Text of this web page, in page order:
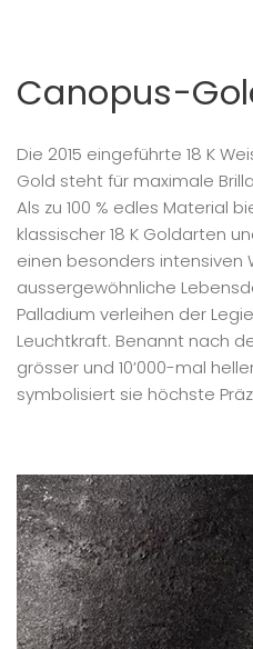
Canopus-
Die 2015 eingeführte 18 K
Gold steht für maximale
Als zu 100 % edles Material
klassischer 18 K Goldarten
einen besonders intensiven
aussergewöhnliche
Palladium verleihen der
Leuchtkraft. Benannt nach
grösser und 10’000-mal
symbolisiert sie höchste